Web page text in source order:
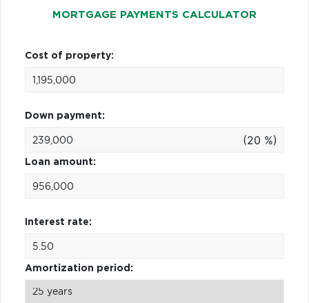
MORTGAGE PAYMENTS CALCULATOR
Cost of property:
Down payment:
(20 %)
Loan amount:
Interest rate:
Amortization period: